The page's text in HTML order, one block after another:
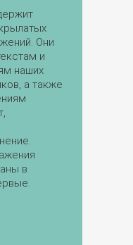
Они
и
наших
а также
в